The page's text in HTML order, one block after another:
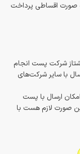
صورت اقساطی پرداخت
شرکت پست انجام
با سایر شرکت‌های
ارسال با پست
این صورت لازم هست با